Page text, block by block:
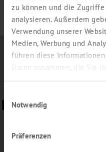
zu können und die
analysieren. Außerdem
Verwendung unserer
Medien, Werbung und
führen diese
Daten zusammen, die Sie
die sie im Rahmen Ihrer
Notwendig
Präferenzen
BEREIT FÜR